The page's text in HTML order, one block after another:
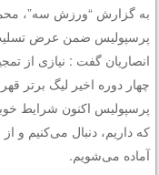
به گزارش “ورزش سه”،
پرسپولیس ضمن عرض تسلیت
انصاریان گفت : نیازی از
چهار دوره اخیر لیگ برتر
پرسپولیس اکنون شرایط
که داریم، دنبال می‌کنیم و
آماده می‌شویم.